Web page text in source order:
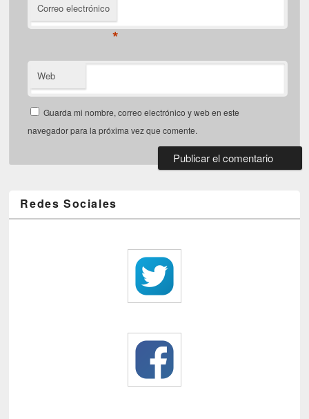
Correo electrónico
*
Web
Guarda mi nombre, correo electrónico y web en este
navegador para la próxima vez que comente.
Redes Sociales